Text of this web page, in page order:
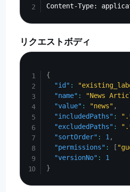
リクエストボディ
{
"id" :
"name" : "News
"value" : "news" ,
"includedPaths" :
"excludedPaths" :
"sortOrder" : 1 ,
"permissions" : [
"versionNo" :
1
}